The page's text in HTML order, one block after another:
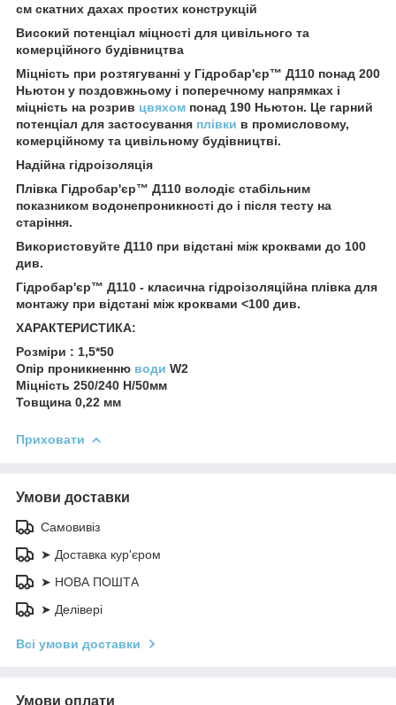
см скатних дахах простих конструкцій
Високий потенціал міцності для цивільного та
комерційного будівництва
Міцність при розтягуванні у Гідробар'єр™ Д110 понад 200
Ньютон у поздовжньому і поперечному напрямках і
міцність на розрив цвяхом понад 190 Ньютон. Це гарний
потенціал для застосування плівки в промисловому,
комерційному та цивільному будівництві.
Надійна гідроізоляція
Плівка Гідробар'єр™ Д110 володіє стабільним
показником водонепроникності до і після тесту на
старіння.
Використовуйте Д110 при відстані між кроквами до 100
див.
Гідробар'єр™ Д110 - класична гідроізоляційна плівка для
монтажу при відстані між кроквами <100 див.
ХАРАКТЕРИСТИКА:
Розміри : 1,5*50
Опір проникненню води W2
Міцність 250/240 Н/50мм
Товщина 0,22 мм
Приховати
Умови доставки
Самовивіз
➤ Доставка кур'єром
➤ НОВА ПОШТА
➤ Делівері
Всі умови доставки
Умови оплати